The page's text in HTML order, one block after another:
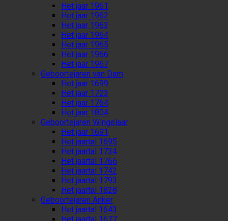
Het jaar 1961
Het jaar 1962
Het jaar 1963
Het jaar 1964
Het jaar 1965
Het jaar 1966
Het jaar 1967
Geboortejaren van Dam
Het jaar 1699
Het jaar 1723
Het jaar 1764
Het jaar 1804
Geboortejaren Wingelaar
Het jaar 1691
Het jaartal 1695
Het jaartal 1734
Het jaartal 1766
Het jaartal 1742
Het jaartal 1793
Het jaartal 1828
Geboortejaren Anker
Het jaartal 1643